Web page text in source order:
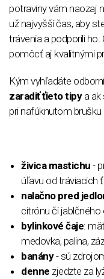
potraviny vám naozaj
už najvyšší čas, aby
trávenia a podporili
pomôcť aj kvalitnými
Kým vyhľadáte
zaradiť ťieto tipya ak
pri nafúknutom brušku
živica mastichu -
úľavu od tráviacich
nalačno pred
citrónu či jablčného
bylinkové čaje:
medovka, palina,
banány- sú
denne zjedzte za